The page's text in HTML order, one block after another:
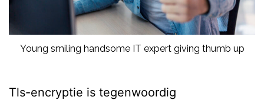
Young smiling handsome IT expert giving thumb up
Tls-encryptie is tegenwoordig